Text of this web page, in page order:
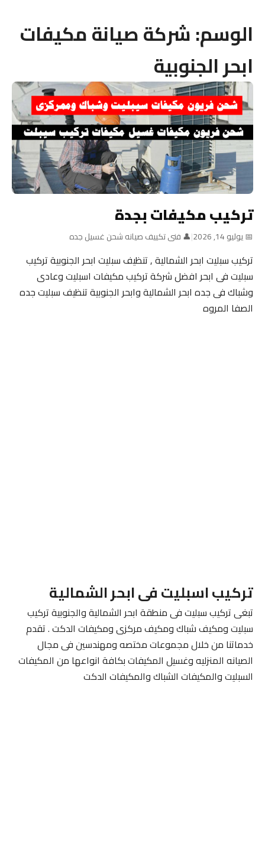
الوسم:شركة صيانة مكيفات
ابحر الجنوبية
تركيب مكيفات بجدة
📅 يوليو 14, 2026 |👤 فنى تكييف صيانه شحن غسيل جده
تركيب سبليت ابحر الشمالية , تنظيف سبليت ابحر الجنوبية تركيب
سبليت فى ابحر افضل شركة تركيب مكيفات اسبليت وعادى
وشباك فى جده ابحر الشمالية وابحر الجنوبية تنظيف سبليت جده
الصفا المروه
تركيب اسبليت فى ابحر الشمالية
تبغى تركيب سبليت فى منطقة ابحر الشمالية والجنوبية تركيب
سبليت ومكيف شباك ومكيف مركزى ومكيفات الدكت . تقدم
خدماتنا من خلال مجموعات مختصه ومهندسين فى مجال
الصيانه المنزليه وغسيل المكيفات بكافة انواعها من المكيفات
السبليت والمكيفات الشباك والمكيفات الدكت